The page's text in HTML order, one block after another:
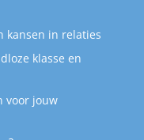
kansen in relaties
klasse en
voor jouw